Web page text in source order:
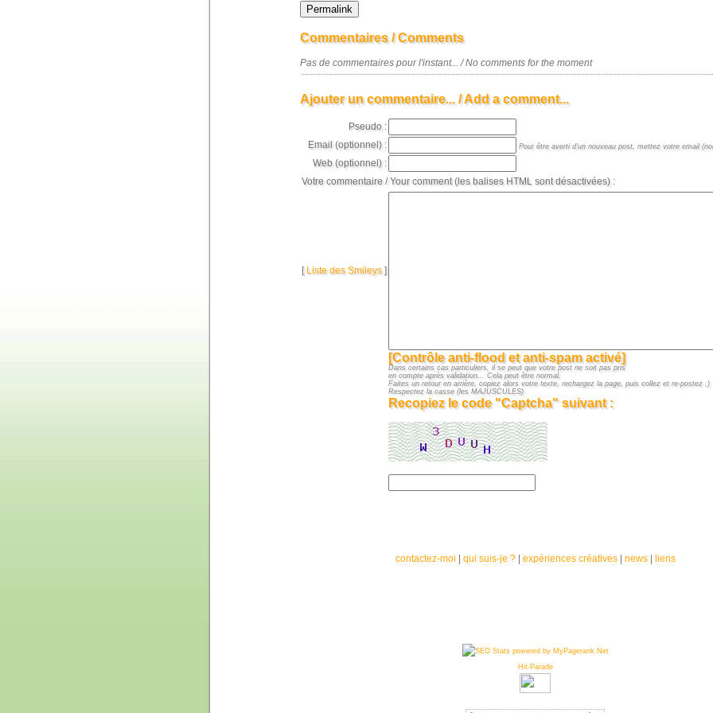
Commentaires / Comments
Pas de commentaires pour l'instant... / No comments for the moment
Ajouter un commentaire... / Add a comment...
Pseudo :
Email (optionnel) :
Pour être averti d'un nouveau post, mettez votre email
Web (optionnel) :
Votre commentaire / Your comment (les balises HTML sont désactivées) :
[ Liste des Smileys]
[Contrôle anti-flood et anti-spam activé]
Dans certains cas particuliers, il se peut que votre post ne soit pas pris
en compte après validation... Cela peut être normal.
Faites un retour en arrière, copiez alors votre texte, rechargez la page, puis collez et re-postez ;)
Respectez la casse (les MAJUSCULES)
Recopiez le code "Captcha" suivant :
contactez-moi qui suis-je ?| expériences créatives| news| liens